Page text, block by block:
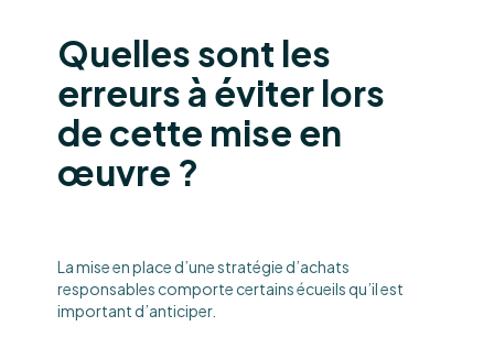
Quelles sont les
erreurs à éviter lors
de cette mise en
œuvre ?
La mise en place d’une stratégie d’achats
responsables comporte certains écueils qu’il est
important d’anticiper.